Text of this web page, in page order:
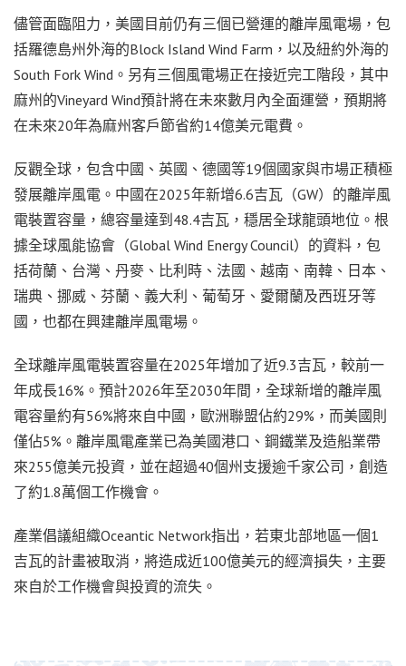
儘管面臨阻力，美國目前仍有三個已營運的離岸風電場，包
括羅德島州外海的Block Island Wind Farm，以及紐約外海的
South Fork Wind。另有三個風電場正在接近完工階段，其中
麻州的Vineyard Wind預計將在未來數月內全面運營，預期將
在未來20年為麻州客戶節省約14億美元電費。
反觀全球，包含中國、英國、德國等19個國家與市場正積極
發展離岸風電。中國在2025年新增6.6吉瓦（GW）的離岸風
電裝置容量，總容量達到48.4吉瓦，穩居全球龍頭地位。根
據全球風能協會（Global Wind Energy Council）的資料，包
括荷蘭、台灣、丹麥、比利時、法國、越南、南韓、日本、
瑞典、挪威、芬蘭、義大利、葡萄牙、愛爾蘭及西班牙等
國，也都在興建離岸風電場。
全球離岸風電裝置容量在2025年增加了近9.3吉瓦，較前一
年成長16%。預計2026年至2030年間，全球新增的離岸風
電容量約有56%將來自中國，歐洲聯盟佔約29%，而美國則
僅佔5%。離岸風電產業已為美國港口、鋼鐵業及造船業帶
來255億美元投資，並在超過40個州支援逾千家公司，創造
了約1.8萬個工作機會。
產業倡議組織Oceantic Network指出，若東北部地區一個1
吉瓦的計畫被取消，將造成近100億美元的經濟損失，主要
來自於工作機會與投資的流失。